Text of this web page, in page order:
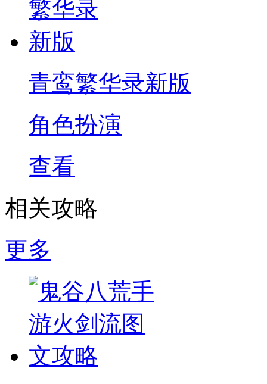
青鸾繁华录新版
角色扮演
查看
相关攻略
更多